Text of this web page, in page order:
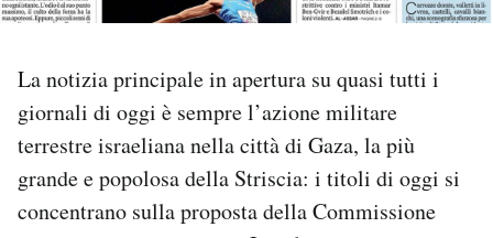
NEWSLETTER
I MIEI PREFERITI
La notizia principale in apertura su quasi tutti i
giornali di oggi è sempre l’azione militare
terrestre israeliana nella città di Gaza, la più
grande e popolosa della Striscia: i titoli di oggi si
concentrano sulla proposta della Commissione